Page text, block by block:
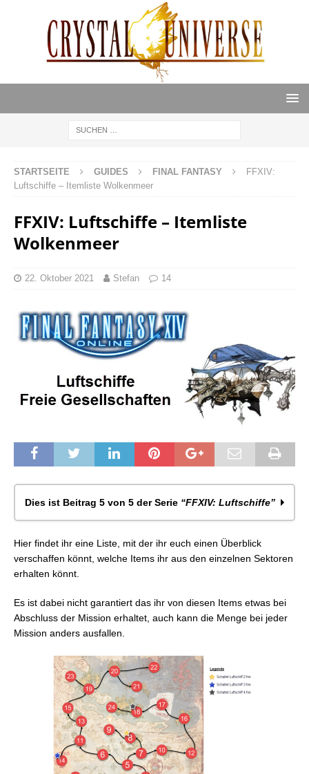
STARTSEITE GUIDES FINAL FANTASY
FFXIV:
Luftschiffe – Itemliste Wolkenmeer
FFXIV: Luftschiffe – Itemliste
Wolkenmeer
22. Oktober 2021 Stefan 14
Dies ist Beitrag 5 von 5 der Serie “FFXIV: Luftschiffe”
FFXIV: Luftschiffe: Allgemeines
FFXIV: Luftschiffe: Baupläne / Produktion /
Konstruktion
FFXIV: Luftschiffe: Bauteil-Typen
FFXIV: Luftschiffe – Itemliste Wolkenmeer
Hier findet ihr eine Liste, mit der ihr euch einen Überblick
verschaffen könnt, welche Items ihr aus den einzelnen Sektoren
erhalten könnt.
Es ist dabei nicht garantiert das ihr von diesen Items etwas bei
Abschluss der Mission erhaltet, auch kann die Menge bei jeder
Mission anders ausfallen.